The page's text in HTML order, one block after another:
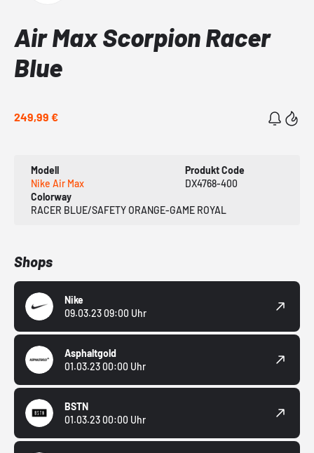
Air Max Scorpion Racer
Blue
249,99 €
Modell
Nike Air Max
Produkt Code
DX4768-400
Colorway
RACER BLUE/SAFETY ORANGE-GAME ROYAL
Shops
Nike
09.03.23 09:00 Uhr
Asphaltgold
01.03.23 00:00 Uhr
BSTN
01.03.23 00:00 Uhr